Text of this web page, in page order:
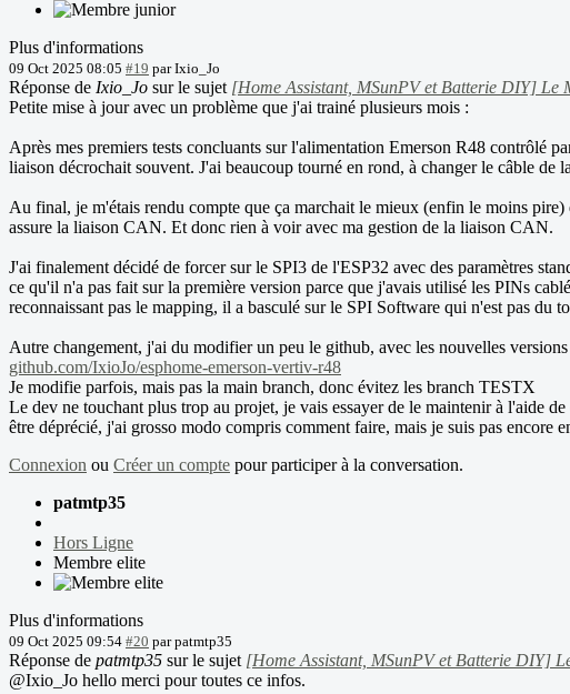
Plus d'informations
09 Oct 2025 08:05 #19 parIxio_Jo
Réponse de Ixio_Jo sur le sujet [Home Assistant, MSunPV et Batterie DIY] Le
Petite mise à jour avec un problème que j'ai trainé plusieurs mois :
Après mes premiers tests concluants sur l'alimentation Emerson R48 contrôlé
liaison décrochait souvent. J'ai beaucoup tourné en rond, à changer le câble
Au final, je m'étais rendu compte que ça marchait le mieux (enfin le moins
assure la liaison CAN. Et donc rien à voir avec ma gestion de la liaison CAN.
J'ai finalement décidé de forcer sur le SPI3 de l'ESP32 avec des paramètres
ce qu'il n'a pas fait sur la première version parce que j'avais utilisé les PINs
reconnaissant pas le mapping, il a basculé sur le SPI Software qui n'est pas du
Autre changement, j'ai du modifier un peu le github, avec les nouvelles
github.com/IxioJo/esphome-emerson-vertiv-r48
Je modifie parfois, mais pas la main branch, donc évitez les branch TESTX
Le dev ne touchant plus trop au projet, je vais essayer de le maintenir à l'aide
être déprécié, j'ai grosso modo compris comment faire, mais je suis pas encore
Connexion ou Créer un compte pour participer à la conversation.
patmtp35
Hors Ligne
Membre elite
Plus d'informations
09 Oct 2025 09:54 #20 parpatmtp35
Réponse de patmtp35 sur le sujet [Home Assistant, MSunPV et Batterie DIY]
@Ixio_Jo hello merci pour toutes ce infos.